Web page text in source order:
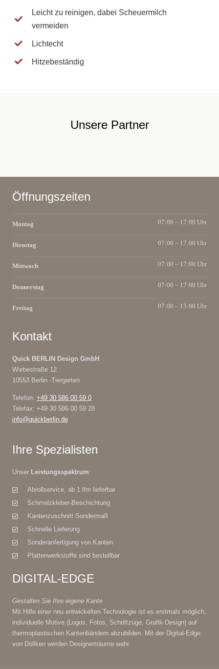
Leicht zu reinigen, dabei Scheuermilch
vermeiden
Lichtecht
Hitzebeständig
Unsere Partner
Öffnungszeiten
Montag 07:00 – 17:00 Uhr
Dienstag 07:00 – 17:00 Uhr
Mittwoch 07:00 – 17:00 Uhr
Donnerstag 07:00 – 17:00 Uhr
Freitag 07:00 – 15:00 Uhr
Kontakt
Quick BERLIN Design GmbH
Wiebestraße 12
10553 Berlin -Tiergarten
Telefon: +49 30 586 00 59 0
Telefax: +49 30 586 00 59 28
info@quickberlin.de
Ihre Spezialisten
Unser Leistungsspektrum:
Abrollservice, ab 1 lfm lieferbar
Schmelzkleber-Beschichtung
Kantenzuschnitt Sondermaß
Schnelle Lieferung
Sonderanfertigung von Kanten
Plattenwerkstoffe sind bestellbar
DIGITAL-EDGE
Gestalten Sie Ihre eigene Kante
Mit Hilfe einer neu entwickelten Technologie ist es erstmals möglich,
individuelle Motive (Logos, Fotos, Schriftzüge, Grafik-Design) auf
thermoplastischen Kantenbändern abzubilden. Mit der Digital-Edge
von Döllken werden Designerträume wahr.